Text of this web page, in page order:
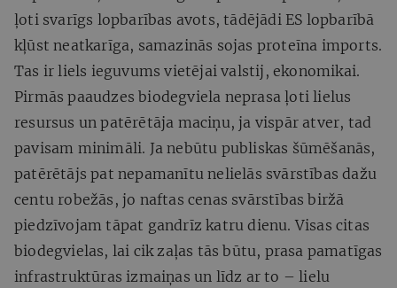
ļoti svarīgs lopbarības avots, tādējādi ES lopbarībā
kļūst neatkarīga, samazinās sojas proteīna imports.
Tas ir liels ieguvums vietējai valstij, ekonomikai.
Pirmās paaudzes biodegviela neprasa ļoti lielus
resursus un patērētāja maciņu, ja vispār atver, tad
pavisam minimāli. Ja nebūtu publiskas šūmēšanās,
patērētājs pat nepamanītu nelielās svārstības dažu
centu robežās, jo naftas cenas svārstības biržā
piedzīvojam tāpat gandrīz katru dienu. Visas citas
biodegvielas, lai cik zaļas tās būtu, prasa pamatīgas
infrastruktūras izmaiņas un līdz ar to – lielu